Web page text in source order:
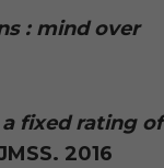
: mind over
fixed rating of
2016